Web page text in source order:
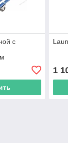
с
1